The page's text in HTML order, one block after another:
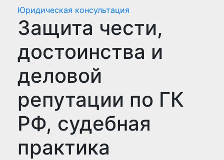
Юридическая консультация
Защита чести,
достоинства и
деловой
репутации по ГК
РФ, судебная
практика